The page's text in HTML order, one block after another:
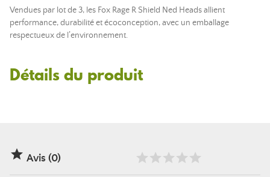
Vendues par lot de 3, les Fox Rage R Shield Ned Heads allient
performance, durabilité et écoconception, avec un emballage
respectueux de l’environnement.
Détails du produit
 Avis (0)